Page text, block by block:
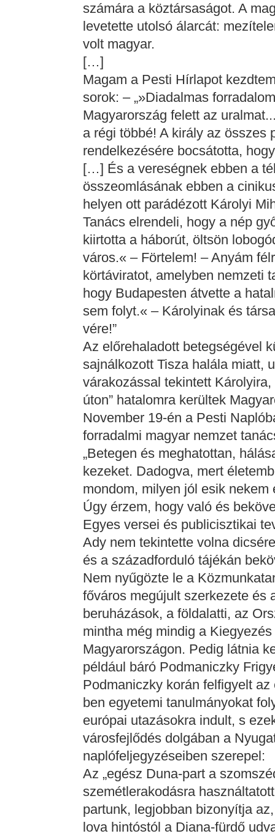
számára a köztársaságot. A
levetette utolsó álarcát:
volt magyar.
[…]
Magam a Pesti Hírlapot
sorok: – „»Diadalmas
Magyarország felett az
a régi többé! A király az összes
rendelkezésére bocsátotta,
[…] És a vereségnek ebben a
összeomlásának ebben a
helyen ott parádézott Károlyi
Tanács elrendeli, hogy a nép
kiirtotta a háborút, öltsön
város.« – Förtelem! – Anyám
körtáviratot, amelyben nemzeti
hogy Budapesten átvette a
sem folyt.« – Károlyinak és
vére!”
Az előrehaladott betegségével
sajnálkozott Tisza halála miatt,
várakozással tekintett
úton” hatalomra kerültek
November 19-én a Pesti
forradalmi magyar nemzet
„Betegen és meghatottan,
kezeket. Dadogva, mert
mondom, milyen jól esik
Úgy érzem, hogy való és
Egyes versei és publicisztikai
Ady nem tekintette volna
és a századforduló tájékán
Nem nyűgözte le a
főváros megújult szerkezete és
beruházások, a földalatti, az
mintha még mindig a
Magyarországon. Pedig látnia
például báró Podmaniczky
Podmaniczky korán felfigyelt
ben egyetemi tanulmányokat
európai utazásokra indult, s
városfejlődés dolgában a
naplófeljegyzéseiben szerepel:
Az „egész Duna-part a
szemétlerakodásra
partunk, legjobban bizonyítja
lova hintóstól a Diana-fürdő